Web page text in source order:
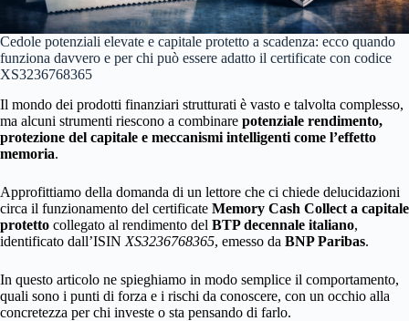
Cedole potenziali elevate e capitale protetto a scadenza: ecco quando
funziona davvero e per chi può essere adatto il certificate con codice
XS3236768365
Il mondo dei prodotti finanziari strutturati è vasto e talvolta complesso,
ma alcuni strumenti riescono a combinare potenziale rendimento,
protezione del capitale e meccanismi intelligenti come l’effetto
memoria.
Approfittiamo della domanda di un lettore che ci chiede delucidazioni
circa il funzionamento del certificate Memory Cash Collect a capitale
protetto collegato al rendimento del BTP decennale italiano,
identificato dall’ISIN XS3236768365, emesso da BNP Paribas.
In questo articolo ne spieghiamo in modo semplice il comportamento,
quali sono i punti di forza e i rischi da conoscere, con un occhio alla
concretezza per chi investe o sta pensando di farlo.